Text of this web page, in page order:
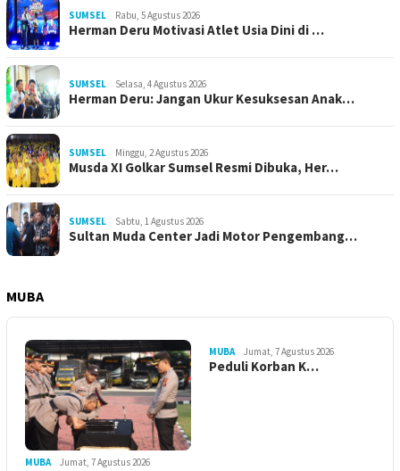
SUMSEL Rabu, 5 Agustus 2026
Herman Deru Motivasi Atlet Usia Dini di …
SUMSEL Selasa, 4 Agustus 2026
Herman Deru: Jangan Ukur Kesuksesan Anak…
SUMSEL Minggu, 2 Agustus 2026
Musda XI Golkar Sumsel Resmi Dibuka, Her…
SUMSEL Sabtu, 1 Agustus 2026
Sultan Muda Center Jadi Motor Pengembang…
MUBA
MUBA Jumat, 7 Agustus 2026
MUBA Jumat, 7 Agustus 2026
Peduli Korban K…